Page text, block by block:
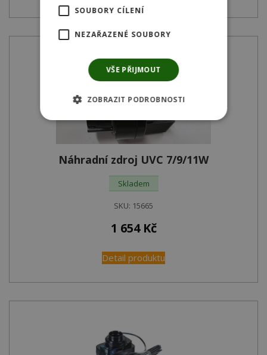
Náhradní zdroj UVC 7/9/11W
Skladem
SKU: 15665
1 654 Kč
Detail produktu
SOUBORY CÍLENÍ
NEZAŘAZENÉ SOUBORY
VŠE PŘIJMOUT
ZOBRAZIT PODROBNOSTI